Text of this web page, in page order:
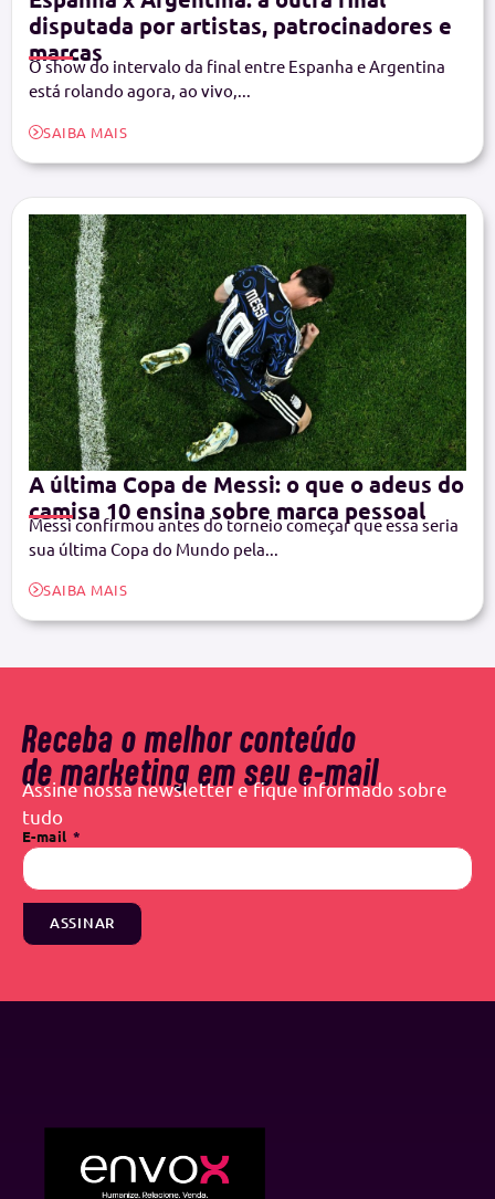
disputada por artistas, patrocinadores e
marcas
O show do intervalo da final entre Espanha e Argentina
está rolando agora, ao vivo,...
SAIBA MAIS
A última Copa de Messi: o que o adeus do
camisa 10 ensina sobre marca pessoal
Messi confirmou antes do torneio começar que essa seria
sua última Copa do Mundo pela...
SAIBA MAIS
Receba o melhor conteúdo
de marketing em seu e-mail
Assine nossa newsletter e fique informado sobre
tudo
E-mail
ASSINAR